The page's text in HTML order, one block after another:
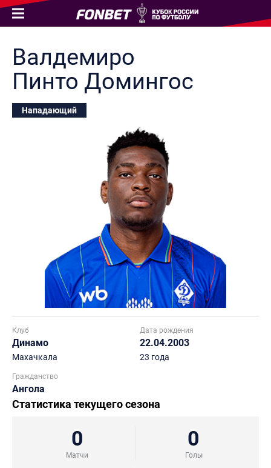
Валдемиро
Пинто Домингос
Нападающий
Клуб
Динамо
Махачкала
Дата рождения
22.04.2003
23 года
Гражданство
Ангола
Статистика текущего сезона
0
Матчи
0
Голы